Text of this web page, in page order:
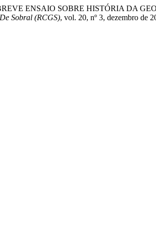
ENSAIO SOBRE HISTÓRIA DA
Sobral (RCGS), vol. 20, nº 3, dezembro de